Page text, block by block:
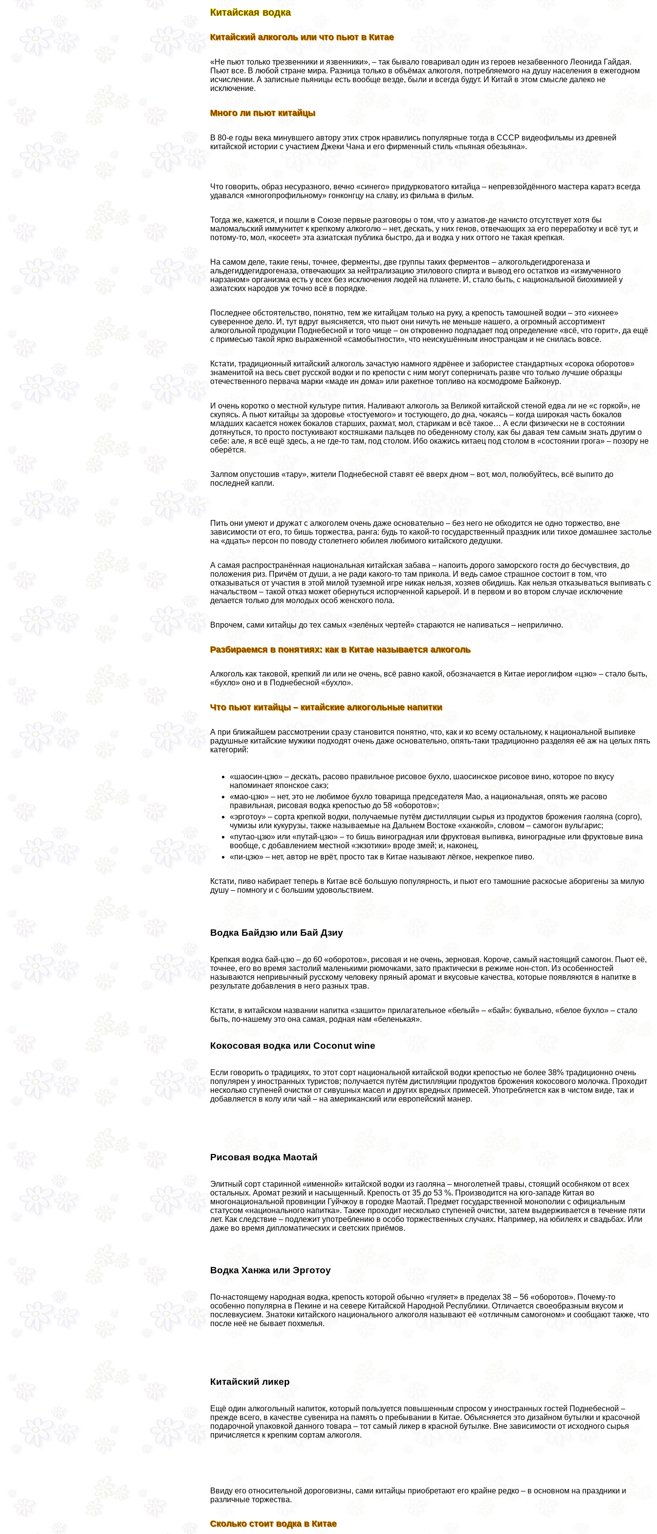
Китайская водка
Китайский алкоголь или что пьют в Китае
«Не пьют только трезвенники и язвенники», – так бывало говаривал один из героев незабвенного Леонида Гайдая.
Пьют все. В любой стране мира. Разница только в объёмах алкоголя, потрeбляемого на душу населения в ежегодном
исчислении. А записные пьяницы есть вообще везде, были и всегда будут. И Китай в этом смысле далеко не
исключение.
Много ли пьют китайцы
В 80-е годы века минувшего автору этих строк нравились популярные тогда в СССР видеофильмы из древней
китайской истории с участием Джеки Чана и его фирменный стиль «пьяная обезьяна».
Что говорить, образ несуразного, вечно «синего» придурковатого китайца – непревзойдённого мастера каратэ всегда
удавался «многопрофильному» гонконгцу на славу, из фильма в фильм.
Тогда же, кажется, и пошли в Союзе первые разговоры о том, что у азиатов-де начисто отсутствует хотя бы
маломальский иммунитет к крепкому алкоголю – нет, дескать, у них генов, отвечающих за его переработку и всё тут, и
потому-то, мол, «косеет» эта азиатская публика быстро, да и водка у них оттого не такая крепкая.
На самом деле, такие гены, точнее, ферменты, две группы таких ферментов – алкогольдегидрогеназа и
альдегиддегидрогеназа, отвечающих за нейтрализацию этилового спирта и вывод его остатков из «измученного
нарзаном» организма есть у всех без исключения людей на планете. И, стало быть, с национальной биохимией у
азиатских народов уж точно всё в порядке.
Последнее обстоятельство, понятно, тем же китайцам только на руку, а крепость тамошней водки – это «ихнее»
суверенное дело. И, тут вдруг выясняется, что пьют они ничуть не меньше нашего, а огромный ассортимент
алкогольной продукции Поднебесной и того чище – он откровенно подпадает под определение «всё, что горит», да ещё
с примесью такой ярко выраженной «самобытности», что неискушённым иностранцам и не снилась вовсе.
Кстати, традиционный китайский алкоголь зачастую намного ядрёнее и забористее стандартных «сорока оборотов»
знаменитой на весь свет русской водки и по крепости с ним могут соперничать разве что только лучшие образцы
отечественного первача марки «маде ин дома» или paкетное топливо на космодроме Байконур.
И очень коротко о местной культуре пития. Наливают алкоголь за Великой китайской стеной едва ли не «с горкой», не
скупясь. А пьют китайцы за здоровье «тостуемого» и тостующего, до дна, чокаясь – когда широкая часть бокалов
младших касается ножек бокалов старших, рахмат, мол, старикам и всё такое… А если физически не в состоянии
дотянуться, то просто постукивают костяшками пальцев по обеденному столу, как бы давая тем самым знать другим о
себе: але, я всё ещё здесь, а не где-то там, под столом. Ибо окажись китаец под столом в «состоянии грога» – позору не
оберётся.
Залпом опустошив «тару», жители Поднебесной ставят её вверх дном – вот, мол, полюбуйтесь, всё выпито до
последней капли.
Пить они умеют и дружат с алкоголем очень даже основательно – без него не обходится не одно торжество, вне
зависимости от его, то бишь торжества, ранга: будь то какой-то государственный праздник или тихое домашнее застолье
на «дцать» персон по поводу столетнего юбилея любимого китайского дедушки.
А самая распространённая национальная китайская забава – напоить дорого заморского гостя до бесчувствия, до
положения риз. Причём от души, а не ради какого-то там прикола. И ведь самое страшное состоит в том, что
отказываться от участия в этой милой туземной игре никак нельзя, хозяев обидишь. Как нельзя отказываться выпивать с
начальством – такой отказ может обернуться испорченной карьерой. И в первом и во втором случае исключение
делается только для молодых особ женского пола.
Впрочем, сами китайцы до тех самых «зелёных чертей» стараются не напиваться – неприлично.
Разбираемся в понятиях: как в Китае называется алкоголь
Алкоголь как таковой, крепкий ли или не очень, всё равно какой, обозначается в Китае иероглифом «цзю» – стало быть,
«бухло» оно и в Поднебесной «бухло».
Что пьют китайцы – китайские алкогольные напитки
А при ближайшем рассмотрении сразу становится понятно, что, как и ко всему остальному, к национальной выпивке
радушные китайские мужики подходят очень даже основательно, опять-таки традиционно разделяя её аж на целых пять
категорий:
«шаосин-цзю» – дескать, расово правильное рисовое бухло, шаосинское рисовое вино, которое по вкусу
напоминает японское сакэ;
«мао-цзю» – нет, это не любимое бухло товарища председателя Мао, а национальная, опять же расово
правильная, рисовая водка крепостью до 58 «оборотов»;
«эрготоу» – сорта крепкой водки, получаемые путём дистилляции сырья из продуктов брожения гаоляна (сорго),
чумизы или кукурузы, также называемые на Дальнем Востоке «ханжой», словом – самогон вульгарис;
«путао-цзю» или «путай-цзю» – то бишь виноградная или фруктовая выпивка, виноградные или фруктовые вина
вообще, с добавлением местной «экзотики» вроде змей; и, наконец,
«пи-цзю» – нет, автор не врёт, просто так в Китае называют лёгкое, некрепкое пиво.
Кстати, пиво набирает теперь в Китае всё большую популярность, и пьют его тамошние раскосые аборигены за милую
душу – помногу и с большим удовольствием.
Водка Байдзю или Бай Дзиу
Крепкая водка бай-цзю – до 60 «оборотов», рисовая и не очень, зерновая. Короче, самый настоящий самогон. Пьют её,
точнее, его во время застолий маленькими рюмочками, зато пpaктически в режиме нон-стоп. Из особенностей
называются непривычный русскому человеку пряный аромат и вкусовые качества, которые появляются в напитке в
результате добавления в него разных трав.
Кстати, в китайском названии напитка «зашито» прилагательное «белый» – «бай»: буквально, «белое бухло» – стало
быть, по-нашему это она самая, родная нам «беленькая».
Кокосовая водка или Coconut wine
Если говорить о традициях, то этот сорт национальной китайской водки крепостью не более 38% традиционно очень
популярен у иностранных туристов; получается путём дистилляции продуктов брожения кокосового молочка. Проходит
несколько ступеней очистки от сивушных масел и других вредных примесей. Употрeбляется как в чистом виде, так и
добавляется в колу или чай – на американский или европейский манер.
Рисовая водка Маотай
Элитный сорт старинной «именной» китайской водки из гаоляна – многолетней травы, стоящий особняком от всех
остальных. Аромат резкий и насыщенный. Крепость от 35 до 53 %. Производится на юго-западе Китая во
многонациональной провинции Гуйчжоу в городке Маотай. Предмет государственной монополии с официальным
статусом «национального напитка». Также проходит несколько ступеней очистки, затем выдерживается в течение пяти
лет. Как следствие – подлежит употрeблению в особо торжественных случаях. Например, на юбилеях и свадьбах. Или
даже во время дипломатических и светских приёмов.
Водка Ханжа или Эрготоу
По-настоящему народная водка, крепость которой обычно «гуляет» в пределах 38 – 56 «оборотов». Почему-то
особенно популярна в Пекине и на севере Китайской Народной Республики. Отличается своеобразным вкусом и
послевкусием. Знатоки китайского национального алкоголя называют её «отличным самогоном» и сообщают также, что
после неё не бывает похмелья.
Китайский ликер
Ещё один алкогольный напиток, который пользуется повышенным спросом у иностранных гостей Поднебесной –
прежде всего, в качестве сувенира на память о пребывании в Китае. Объясняется это дизайном бутылки и красочной
подарочной упаковкой данного товара – тот самый ликер в красной бутылке. Вне зависимости от исходного сырья
причисляется к крепким сортам алкоголя.
Ввиду его относительной дороговизны, сами китайцы приобретают его крайне редко – в основном на праздники и
различные торжества.
Сколько стоит водка в Китае